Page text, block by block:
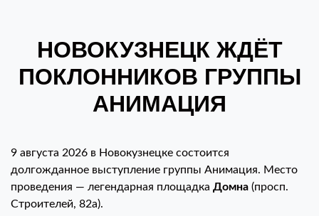
НОВОКУЗНЕЦК ЖДЁТ
ПОКЛОННИКОВ ГРУППЫ
АНИМАЦИЯ
9 августа 2026 в Новокузнецке состоится
долгожданное выступление группы Анимация. Место
проведения — легендарная площадка Домна (просп.
Строителей, 82а).